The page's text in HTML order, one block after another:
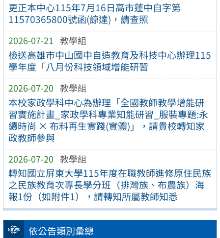
更正本中心115年7月16日高市蓮中自字第
11570365800號函(諒達)，請查照
2026-07-21 教學組
檢送高雄市中山國中自造教育及科技中心辦理115
學年度「八月份科技領域增能研習
2026-07-20 教學組
本校家政學科中心為辦理「全國教師教學增能研
習實施計畫_家政學科專業知能研習_服裝專題:永
續時尚 × 布料再生實踐(實體)」，請貴校轉知家
政教師參與
2026-07-20 教學組
轉知國立屏東大學115年度在職教師進修原住民族
之民族教育次專長學分班（排灣族、布農族）海
報1份（如附件1），請轉知所屬教師知悉
依公告類別彙總